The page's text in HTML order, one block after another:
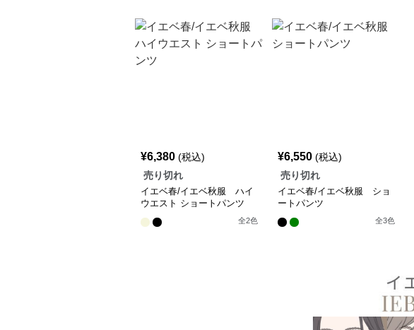
¥6,380 (税込)
売り切れ
イエベ春/イエベ秋服 ハイ
ウエスト ショートパンツ
全2色
¥6,550 (税込)
売り切れ
イエベ春/イエベ秋服 ショ
ートパンツ
全3色